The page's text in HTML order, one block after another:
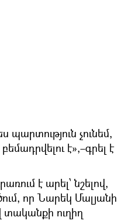
պարտություն չունեմ,
է»,–գրել է
է արել՝ նշելով,
որ Նարեկ Մալյանի
ուղիղ